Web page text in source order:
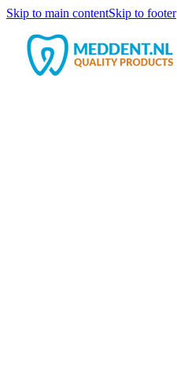
Skip to main contentSkip to footer